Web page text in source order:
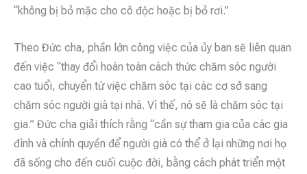
“không bị bỏ mặc cho cô độc hoặc bị bỏ rơi.”
Theo Đức cha, phần lớn công việc của ủy ban sẽ liên quan
đến việc “thay đổi hoàn toàn cách thức chăm sóc người
cao tuổi, chuyển từ việc chăm sóc tại các cơ sở sang
chăm sóc người già tại nhà. Vì thế, nó sẽ là chăm sóc tại
gia.” Đức cha giải thích rằng “cần sự tham gia của các gia
đình và chính quyền để người già có thể ở lại những nơi họ
đã sống cho đến cuối cuộc đời, bằng cách phát triển một